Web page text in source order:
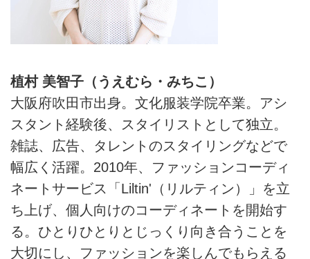
植村 美智子（うえむら・みちこ）
大阪府吹田市出身。文化服装学院卒業。アシ
スタント経験後、スタイリストとして独立。
雑誌、広告、タレントのスタイリングなどで
幅広く活躍。2010年、ファッションコーディ
ネートサービス「Liltin'（リルティン）」を立
ち上げ、個人向けのコーディネートを開始す
る。ひとりひとりとじっくり向き合うことを
大切にし、ファッションを楽しんでもらえる